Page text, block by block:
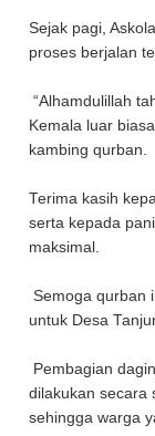
Sejak pagi,
proses berjalan
“Alhamdulillah
Kemala luar
kambing qurban.
Terima kasih
serta kepada
maksimal.
Semoga qurban
untuk Desa
Pembagian
dilakukan secara
sehingga warga